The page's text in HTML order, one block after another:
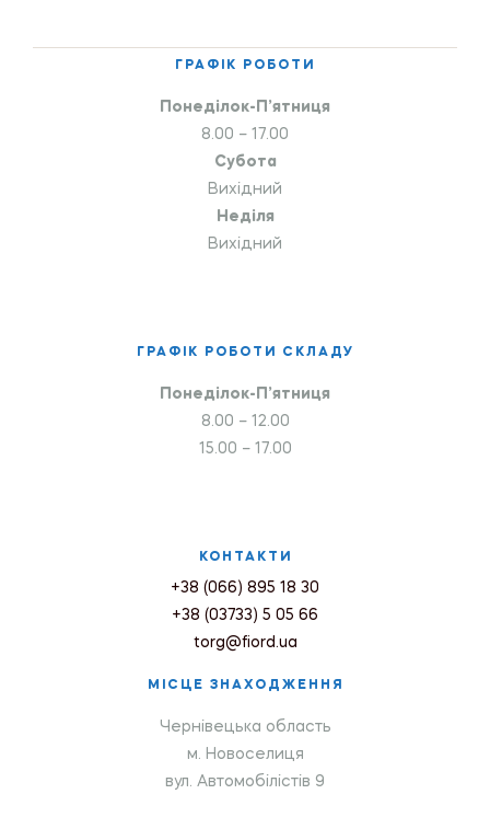
ГРАФІК РОБОТИ
Понеділок-П’ятниця
8.00 – 17.00
Субота
Вихідний
Неділя
Вихідний
ГРАФІК РОБОТИ СКЛАДУ
Понеділок-П’ятниця
8.00 – 12.00
15.00 – 17.00
КОНТАКТИ
+38 (066) 895 18 30
+38 (03733) 5 05 66
torg@fiord.ua
МІСЦЕ ЗНАХОДЖЕННЯ
Чернівецька область
м. Новоселиця
вул. Автомобілістів 9